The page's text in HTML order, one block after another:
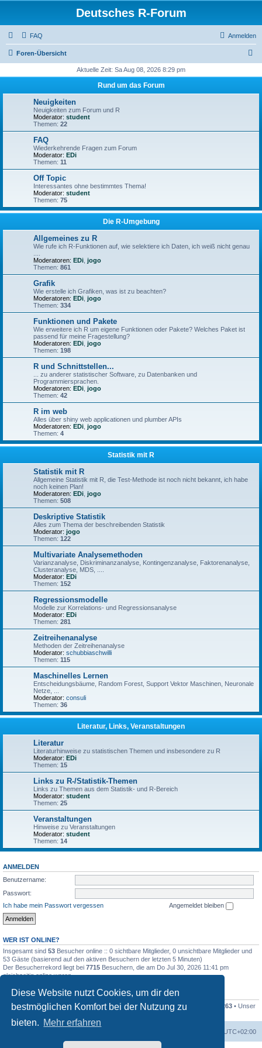
Diese Website nutzt Cookies, um dir den
bestmöglichen Komfort bei der Nutzung zu
bieten. Mehr erfahren
Deutsches R-Forum
FAQ Anmelden
Foren-Übersicht
h
Aktuelle Zeit: Sa Aug 08, 2026 8:29 pm
Rund um das Forum
Neuigkeiten
Neuigkeiten zum Forum und R
Moderator: student
Themen: 22
FAQ
Wiederkehrende Fragen zum Forum
Moderator: EDi
Themen: 11
Off Topic
Interessantes ohne bestimmtes Thema!
Moderator: student
Themen: 75
Die R-Umgebung
Allgemeines zu R
Wie rufe ich R-Funktionen auf, wie selektiere ich Daten, ich weiß nicht genau
Moderatoren: EDi jogo
Themen: 861
Grafik
Wie erstelle ich Grafiken, was ist zu beachten?
Moderatoren: EDi jogo
Themen: 334
Funktionen und Pakete
Wie erweitere ich R um eigene Funktionen oder Pakete? Welches Paket ist
passend für meine Fragestellung?
Moderatoren: EDi jogo
Themen: 198
R und Schnittstellen...
... zu anderer statistischer Software, zu Datenbanken und
Programmiersprachen.
Moderatoren: EDi jogo
Themen: 42
R im web
Alles über shiny web applicationen und plumber APIs
Moderatoren: EDi jogo
Themen: 4
Statistik mit R
Statistik mit R
Allgemeine Statistik mit R, die Test-Methode ist noch nicht bekannt, ich habe
noch keinen Plan!
Moderatoren: EDi jogo
Themen: 508
Deskriptive Statistik
Alles zum Thema der beschreibenden Statistik
Moderator: jogo
Themen: 122
Multivariate Analysemethoden
Varianzanalyse, Diskriminanzanalyse, Kontingenzanalyse, Faktorenanalyse,
Clusteranalyse, MDS, ....
Moderator: EDi
Themen: 152
Regressionsmodelle
Modelle zur Korrelations- und Regressionsanalyse
Moderator: EDi
Themen: 281
Zeitreihenanalyse
Methoden der Zeitreihenanalyse
Moderator: schubbiaschwilli
Themen: 115
Maschinelles Lernen
Entscheidungsbäume, Random Forest, Support Vektor Maschinen, Neuronale
Netze, ...
Moderator: consuli
Themen: 36
Literatur, Links, Veranstaltungen
Literatur
Literaturhinweise zu statistischen Themen und insbesondere zu R
Moderator: EDi
Themen: 15
Links zu R-/Statistik-Themen
Links zu Themen aus dem Statistik- und R-Bereich
Moderator: student
Themen: 25
Veranstaltungen
Hinweise zu Veranstaltungen
Moderator: student
Themen: 14
ANMELDEN
Benutzername:
Passwort:
Ich habe mein Passwort vergessen
Angemeldet bleiben
WER IST ONLINE?
Insgesamt sind 53 Besucher online :: 0 sichtbare Mitglieder, 0 unsichtbare Mitglieder und
53 Gäste (basierend auf den aktiven Besuchern der letzten 5 Minuten)
Der Besucherrekord liegt bei 7715 Besuchern, die am Do Jul 30, 2026 11:41 pm
gleichzeitig online waren.
STATISTIK
Beiträge insgesamt16196• Themen insgesamt 2897• Mitglieder insgesamt 1263 • Unser
neuestes Mitglied:
UTC+02:00